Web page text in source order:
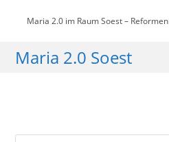
Maria 2.0 im Raum Soest –
Maria 2.0 Soest